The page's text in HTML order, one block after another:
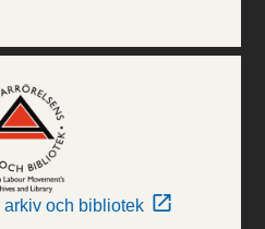
och bibliotek